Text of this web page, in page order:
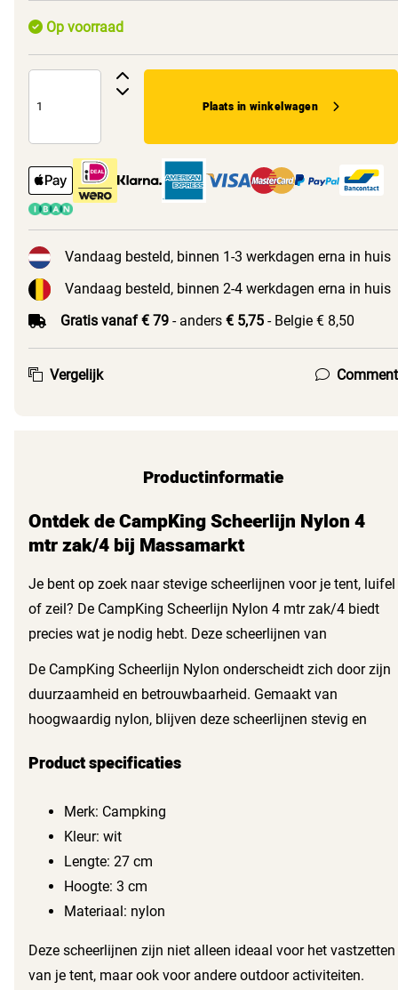
Op voorraad
Plaats in winkelwagen
Vandaag besteld, binnen 1-3 werkdagen erna in huis
Vandaag besteld, binnen 2-4 werkdagen erna in huis
Gratis vanaf € 79 - anders € 5,75 - Belgie € 8,50
Vergelijk Comment
Productinformatie
Ontdek de CampKing Scheerlijn Nylon 4
mtr zak/4 bij Massamarkt
Je bent op zoek naar stevige scheerlijnen voor je tent, luifel
of zeil? De CampKing Scheerlijn Nylon 4 mtr zak/4 biedt
precies wat je nodig hebt. Deze scheerlijnen van
De CampKing Scheerlijn Nylon onderscheidt zich door zijn
duurzaamheid en betrouwbaarheid. Gemaakt van
hoogwaardig nylon, blijven deze scheerlijnen stevig en
alleen voor een neutrale uitstraling, maar ook voor extra
Product specificaties
Merk: Campking
Kleur: wit
Lengte: 27 cm
Hoogte: 3 cm
Materiaal: nylon
Deze scheerlijnen zijn niet alleen ideaal voor het vastzetten
van je tent, maar ook voor andere outdoor activiteiten.